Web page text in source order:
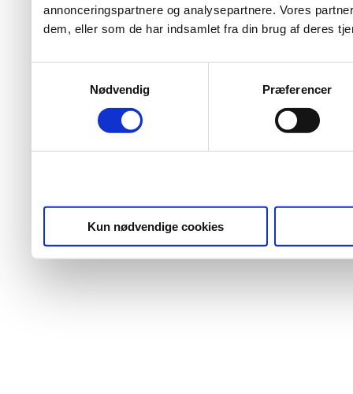
annonceringspartnere og analysepartnere. Vores
dem, eller som de har indsamlet fra din brug af deres
Nødvendig
Præferencer
Kun nødvendige cookies